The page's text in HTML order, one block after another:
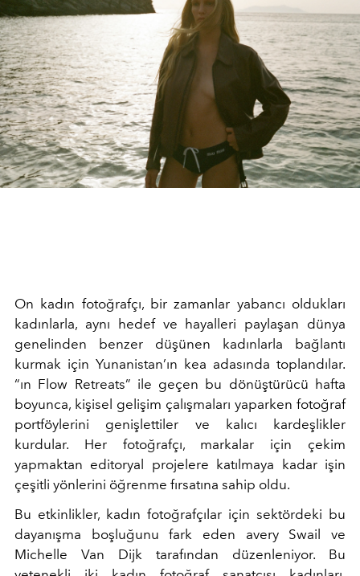
On kadın fotoğrafçı, bir zamanlar yabancı oldukları
kadınlarla, aynı hedef ve hayalleri paylaşan dünya
genelinden benzer düşünen kadınlarla bağlantı
kurmak için Yunanistan’ın kea adasında toplandılar.
“ın Flow Retreats” ile geçen bu dönüştürücü hafta
boyunca, kişisel gelişim çalışmaları yaparken fotoğraf
portföylerini genişlettiler ve kalıcı kardeşlikler
kurdular. Her fotoğrafçı, markalar için çekim
yapmaktan editoryal projelere katılmaya kadar işin
çeşitli yönlerini öğrenme fırsatına sahip oldu.
Bu etkinlikler, kadın fotoğrafçılar için sektördeki bu
dayanışma boşluğunu fark eden avery Swail ve
Michelle Van Dijk tarafından düzenleniyor. Bu